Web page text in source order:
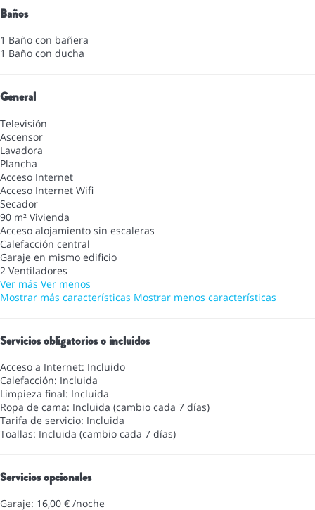
Baños
1 Baño con bañera
1 Baño con ducha
General
Televisión
Ascensor
Lavadora
Plancha
Acceso Internet
Acceso Internet Wifi
Secador
90 m² Vivienda
Acceso alojamiento sin escaleras
Calefacción central
Garaje en mismo edificio
2 Ventiladores
Ver más Ver menos
Mostrar más características Mostrar menos características
Servicios obligatorios o incluidos
Acceso a Internet: Incluido
Calefacción: Incluida
Limpieza final: Incluida
Ropa de cama: Incluida (cambio cada 7 días)
Tarifa de servicio: Incluida
Toallas: Incluida (cambio cada 7 días)
Servicios opcionales
Garaje: 16,00 € /noche